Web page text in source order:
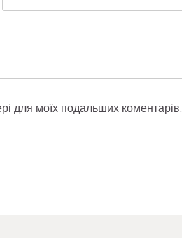
для моїх подальших коментарів.